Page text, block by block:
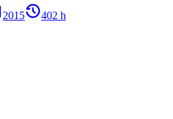
2015history_2402 h